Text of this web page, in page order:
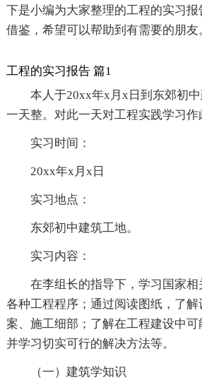
下是小编为大家整理的工程的实习
借鉴，希望可以帮助到有需要的朋友
工程的实习报告 篇1
本人于20xx年x月x日到东郊初
一天整。对此一天对工程实践学习作
实习时间：
20xx年x月x日
实习地点：
东郊初中建筑工地。
实习内容：
在李组长的指导下，学习国家
各种工程程序；通过阅读图纸，了
案、施工细部；了解在工程建设中可
并学习切实可行的解决方法等。
（一）建筑学知识